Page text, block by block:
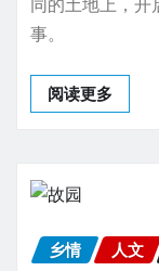
事。
阅读更多
乡情 人文